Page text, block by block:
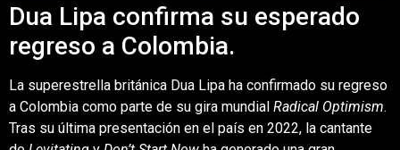
Dua Lipa confirma su esperado
regreso a Colombia.
La superestrella británica Dua Lipa ha confirmado su regreso
a Colombia como parte de su gira mundial Radical Optimism.
Tras su última presentación en el país en 2022, la cantante